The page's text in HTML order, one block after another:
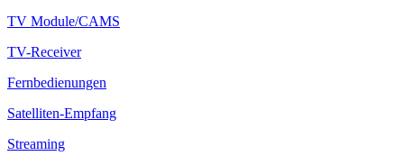
TV Module/CAMS
TV-Receiver
Fernbedienungen
Satelliten-Empfang
Streaming